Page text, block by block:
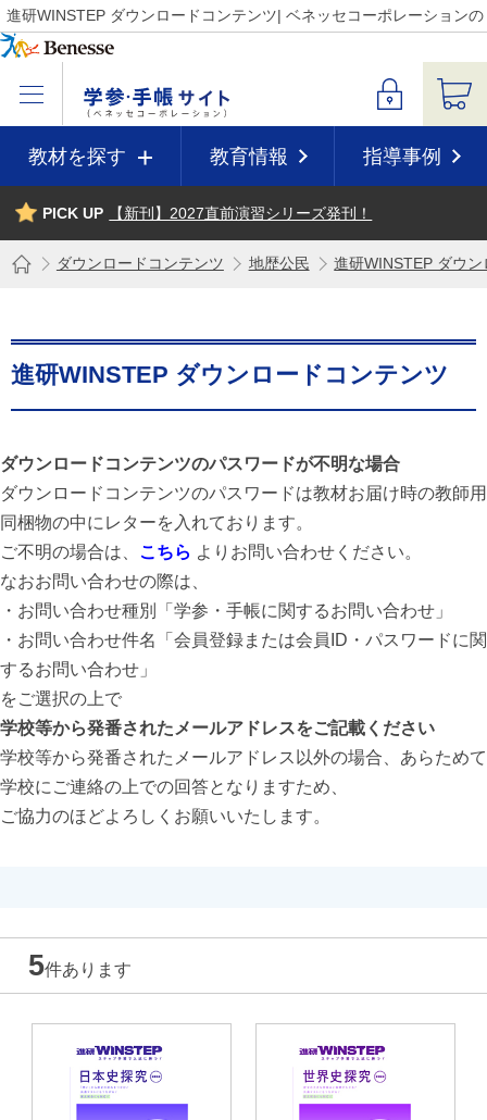
進研WINSTEP ダウンロードコンテンツ| ベネッセコーポレーション
教材を探す 教育情報 指導事例
PICK UP 【新刊】2027直前演習シリーズ発刊！
ダウンロードコンテンツ 地歴公民 進研WINSTEP ダウ
進研WINSTEP ダウンロードコンテンツ
ダウンロードコンテンツのパスワードが不明な場合
ダウンロードコンテンツのパスワードは教材お届け時の教師用
同梱物の中にレターを入れております。
ご不明の場合は、 こちら よりお問い合わせください。
なおお問い合わせの際は、
・お問い合わせ種別「学参・手帳に関するお問い合わせ」
・お問い合わせ件名「会員登録または会員ID・パスワードに関
するお問い合わせ」
をご選択の上で
学校等から発番されたメールアドレスをご記載ください
学校等から発番されたメールアドレス以外の場合、あらためて
学校にご連絡の上での回答となりますため、
ご協力のほどよろしくお願いいたします。
5件あります